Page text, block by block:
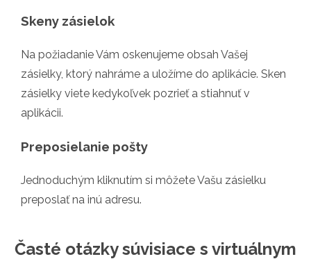
Skeny zásielok
Na požiadanie Vám oskenujeme obsah Vašej
zásielky, ktorý nahráme a uložíme do aplikácie. Sken
zásielky viete kedykoľvek pozrieť a stiahnuť v
aplikácii.
Preposielanie pošty
Jednoduchým kliknutím si môžete Vašu zásielku
preposlať na inú adresu.
Časté otázky súvisiace s virtuálnym